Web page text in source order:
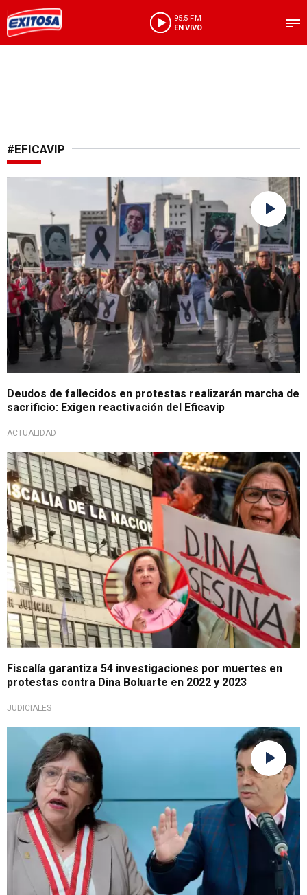
95.5 FM
EN VIVO
#EFICAVIP
Siguen esperando justicia
Deudos de fallecidos en protestas realizarán marcha de
sacrificio: Exigen reactivación del Eficavip
ACTUALIDAD
Ocho despachos a cargo
Fiscalía garantiza 54 investigaciones por muertes en
protestas contra Dina Boluarte en 2022 y 2023
JUDICIALES
No está de acuerdo